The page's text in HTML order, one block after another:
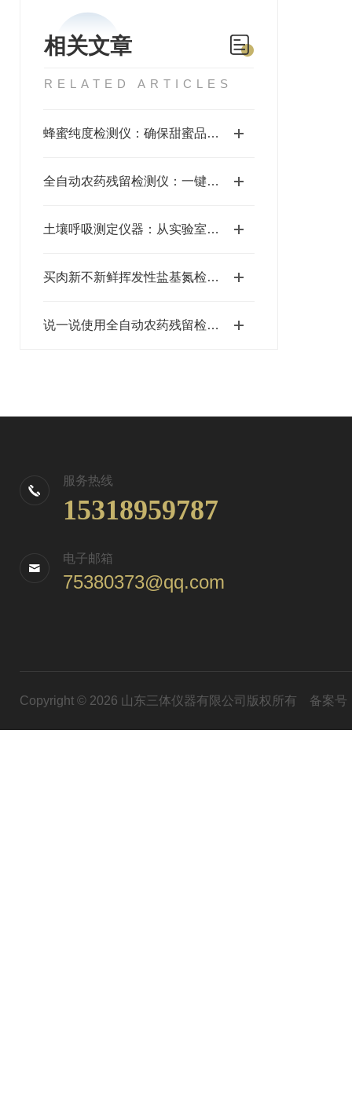
相关文章
RELATED ARTICLES
蜂蜜纯度检测仪：确保甜蜜品质的关键工具
全自动农药残留检测仪：一键速测，为食品安全筑起铜墙铁壁
土壤呼吸测定仪器：从实验室到野外的技术演进
买肉新不新鲜挥发性盐基氮检测仪一测便知
说一说使用全自动农药残留检测仪的优点
服务热线
15318959787
电子邮箱
75380373@qq.com
Copyright © 2026 山东三体仪器有限公司版权所有 备案号